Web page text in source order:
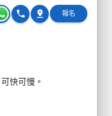
報名
pin_drop
phone
快可慢。